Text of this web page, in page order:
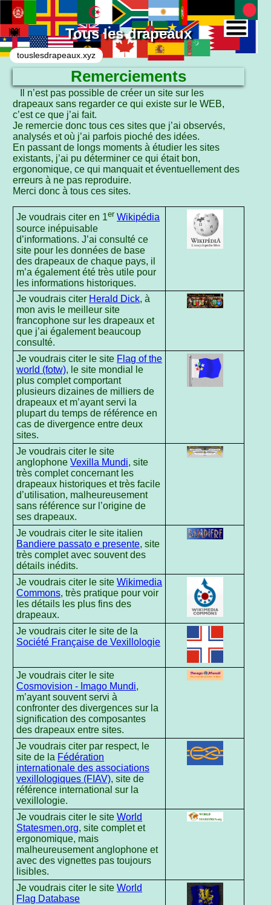
Tous les drapeaux
touslesdrapeaux.xyz
Remerciements
Liste des liens
Il n’est pas possible de créer un site sur les
drapeaux sans regarder ce qui existe sur le WEB,
c’est ce que j’ai fait.
Je remercie donc tous ces sites que j’ai observés,
analysés et où j’ai parfois pioché des idées.
En passant de longs moments à étudier les sites
existants, j’ai pu déterminer ce qui était bon,
ergonomique, ce qui manquait et éventuellement des
erreurs à ne pas reproduire.
Merci donc à tous ces sites.
Je voudrais citer en 1er Wikipédia
source inépuisable
d’informations. J’ai consulté ce
site pour les données de base
des drapeaux de chaque pays, il
m’a également été très utile pour
les informations historiques.
Je voudrais citer Herald Dick, à
mon avis le meilleur site
francophone sur les drapeaux et
que j’ai également beaucoup
consulté.
Je voudrais citer le site Flag of the
world (fotw), le site mondial le
plus complet comportant
plusieurs dizaines de milliers de
drapeaux et m’ayant servi la
plupart du temps de référence en
cas de divergence entre deux
sites.
Je voudrais citer le site
anglophoneVexilla Mundi, site
très complet concernant les
drapeaux historiques et très facile
d’utilisation, malheureusement
sans référence sur l’origine de
ses drapeaux.
Je voudrais citer le site italien
Bandiere passato e presente, site
très complet avec souvent des
détails inédits.
Je voudrais citer le siteWikimedia
Commons, très pratique pour voir
les détails les plus fins des
drapeaux.
Je voudrais citer le site de la
Société Française de Vexillologie
Je voudrais citer le site
Cosmovision - Imago Mundi,
m’ayant souvent servi à
confronter des divergences sur la
signification des composantes
des drapeaux entre sites.
Je voudrais citer par respect, le
site de la Fédération
internationale des associations
vexillologiques (FIAV), site de
référence international sur la
vexillologie.
Je voudrais citer le siteWorld
Statesmen.org, site complet et
ergonomique, mais
malheureusement anglophone et
avec des vignettes pas toujours
lisibles.
Je voudrais citer le siteWorld
Flag Database